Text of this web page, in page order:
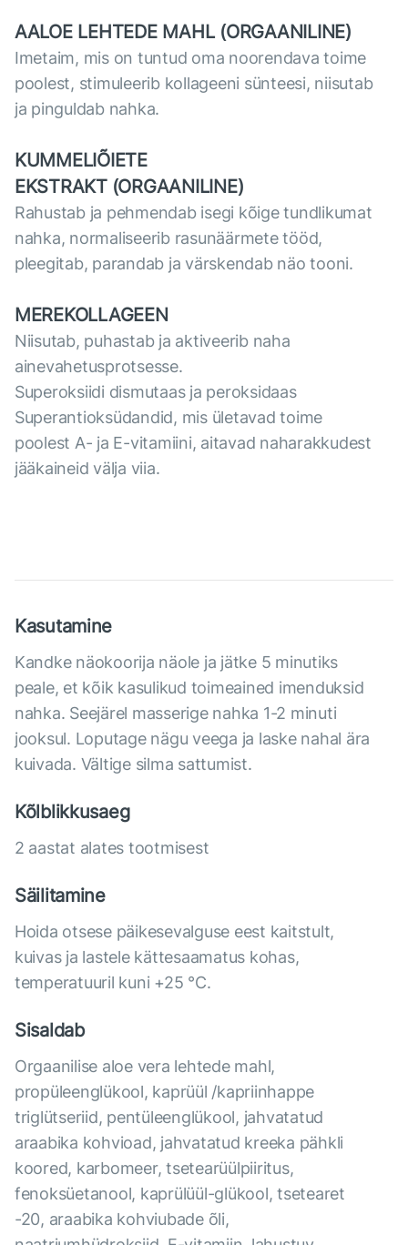
AALOE LEHTEDE MAHL (ORGAANILINE)
Imetaim, mis on tuntud oma noorendava toime
poolest, stimuleerib kollageeni sünteesi, niisutab
ja pinguldab nahka.
KUMMELIÕIETE
EKSTRAKT (ORGAANILINE)
Rahustab ja pehmendab isegi kõige tundlikumat
nahka, normaliseerib rasunäärmete tööd,
pleegitab, parandab ja värskendab näo tooni.
MEREKOLLAGEEN
Niisutab, puhastab ja aktiveerib naha
ainevahetusprotsesse.
Superoksiidi dismutaas ja peroksidaas
Superantioksüdandid, mis ületavad toime
poolest A- ja E-vitamiini, aitavad naharakkudest
jääkaineid välja viia.
Kasutamine
Kandke näokoorija näole ja jätke 5 minutiks
peale, et kõik kasulikud toimeained imenduksid
nahka. Seejärel masserige nahka 1-2 minuti
jooksul. Loputage nägu veega ja laske nahal ära
kuivada. Vältige silma sattumist.
Kõlblikkusaeg
2 aastat alates tootmisest
Säilitamine
Hoida otsese päikesevalguse eest kaitstult,
kuivas ja lastele kättesaamatus kohas,
temperatuuril kuni +25 °C.
Sisaldab
Orgaanilise aloe vera lehtede mahl,
propüleenglükool, kaprüül /kapriinhappe
triglütseriid, pentüleenglükool, jahvatatud
araabika kohvioad, jahvatatud kreeka pähkli
koored, karbomeer, tsetearüülpiiritus,
fenoksüetanool, kaprülüül-glükool, tsetearet
-20, araabika kohviubade õli,